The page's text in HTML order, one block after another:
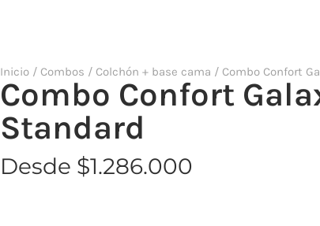
Inicio / Combos / Colchón + base cama / Combo Confort
Combo Confort
Standard
Desde $1.286.000
Combo
Confort
Galaxy
Standard
cantidad